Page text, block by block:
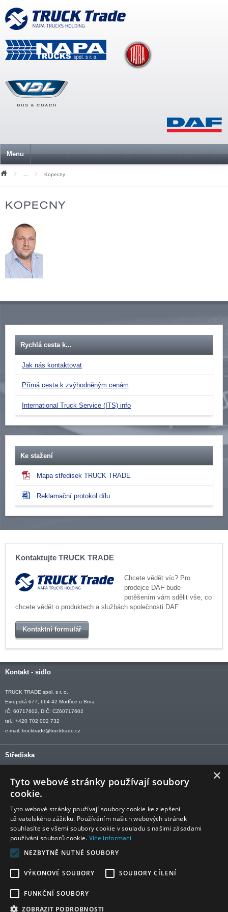
Menu
Nezařazené
Kopecny
KOPECNY
Rychlá cesta k...
Jak nás kontaktovat
Přímá cesta k zvýhodněným cenám
International Truck Service (ITS) info
Ke stažení
Mapa středisek TRUCK TRADE
Reklamační protokol dílu
Kontaktujte TRUCK TRADE
Chcete vědět víc? Pro
prodejce DAF bude
potěšením vám sdělit vše, co
chcete vědět o produktech a službách společnosti DAF.
Kontaktní formulář
Kontakt - sídlo
TRUCK TRADE spol. s r. o.
Evropská 677, 664 42 Modřice u Brna
IČ: 60717602, DIČ: CZ60717602
tel.: +420 702 002 732
e-mail: trucktrade@trucktrade.cz
Střediska
OSTRAVA tel: +420 602 547 882
OTROKOVICE tel: +420 577 110 921-2
Sledujte nás
×
Tyto webové stránky používají soubory
cookie.
Tyto webové stránky používají soubory cookie ke zlepšení
uživatelského zážitku. Používáním našich webových stránek
souhlasíte se všemi soubory cookie v souladu s našimi zásadami
používání souborů cookie. Více informací
NEZBYTNĚ NUTNÉ SOUBORY
VÝKONOVÉ SOUBORY SOUBORY CÍLENÍ
FUNKČNÍ SOUBORY
ZOBRAZIT PODROBNOSTI